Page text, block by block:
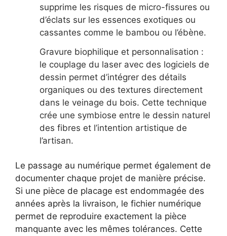
supprime les risques de micro-fissures ou
d’éclats sur les essences exotiques ou
cassantes comme le bambou ou l’ébène.
Gravure biophilique et personnalisation :
le couplage du laser avec des logiciels de
dessin permet d’intégrer des détails
organiques ou des textures directement
dans le veinage du bois. Cette technique
crée une symbiose entre le dessin naturel
des fibres et l’intention artistique de
l’artisan.
Le passage au numérique permet également de
documenter chaque projet de manière précise.
Si une pièce de placage est endommagée des
années après la livraison, le fichier numérique
permet de reproduire exactement la pièce
manquante avec les mêmes tolérances. Cette